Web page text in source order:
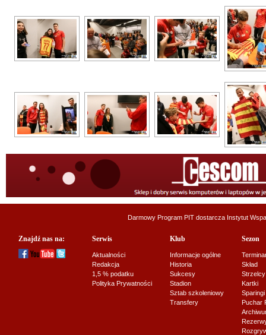
Darmowy Program PIT dostarcza Instytut
Znajdź nas na: Serwis
Aktualności
Redakcja
1,5 % podatku
Polityka Prywatności
Klub
Informacje ogólne
Historia
Sukcesy
Stadion
Sztab szkoleniowy
Transfery
Sezon
Skład
Strzelcy
Kartki
Sparingi
Puchar